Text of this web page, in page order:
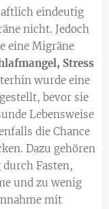
eindeutig
nicht. Jedoch
eine Migräne
Stress
wurde eine
bevor sie
Lebensweise
die Chance
Dazu gehören
Fasten,
und zu wenig
mit